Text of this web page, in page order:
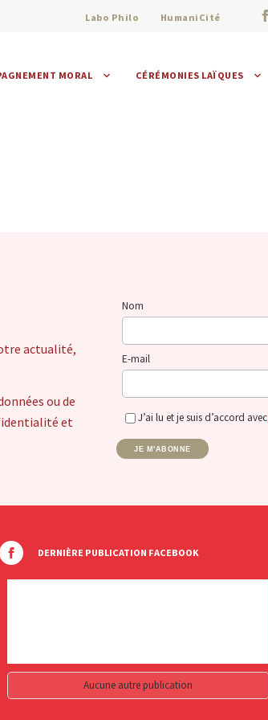
Labo Philo HumaniCité
MORAL CÉRÉMONIES LAÏQUES
actualité,
ou de
et
Nom
E-mail
J’ai lu et je suis d’accord avec
JE M'ABONNE
DERNIÈRE PUBLICATION FACEBOOK
Aucune autre publication